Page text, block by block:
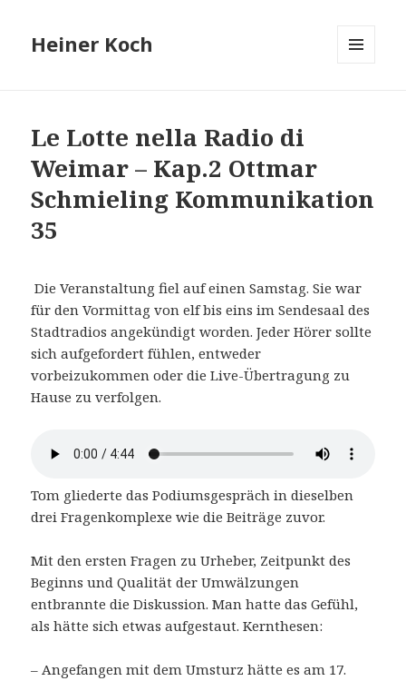
Heiner Koch
Le Lotte nella Radio di
Weimar – Kap.2 Ottmar
Schmieling Kommunikation
35
Die Veranstaltung fiel auf einen Samstag. Sie war
für den Vormittag von elf bis eins im Sendesaal des
Stadtradios angekündigt worden. Jeder Hörer sollte
sich aufgefordert fühlen, entweder
vorbeizukommen oder die Live-Übertragung zu
Hause zu verfolgen.
Tom gliederte das Podiumsgespräch in dieselben
drei Fragenkomplexe wie die Beiträge zuvor.
Mit den ersten Fragen zu Urheber, Zeitpunkt des
Beginns und Qualität der Umwälzungen
entbrannte die Diskussion. Man hatte das Gefühl,
als hätte sich etwas aufgestaut. Kernthesen:
– Angefangen mit dem Umsturz hätte es am 17.